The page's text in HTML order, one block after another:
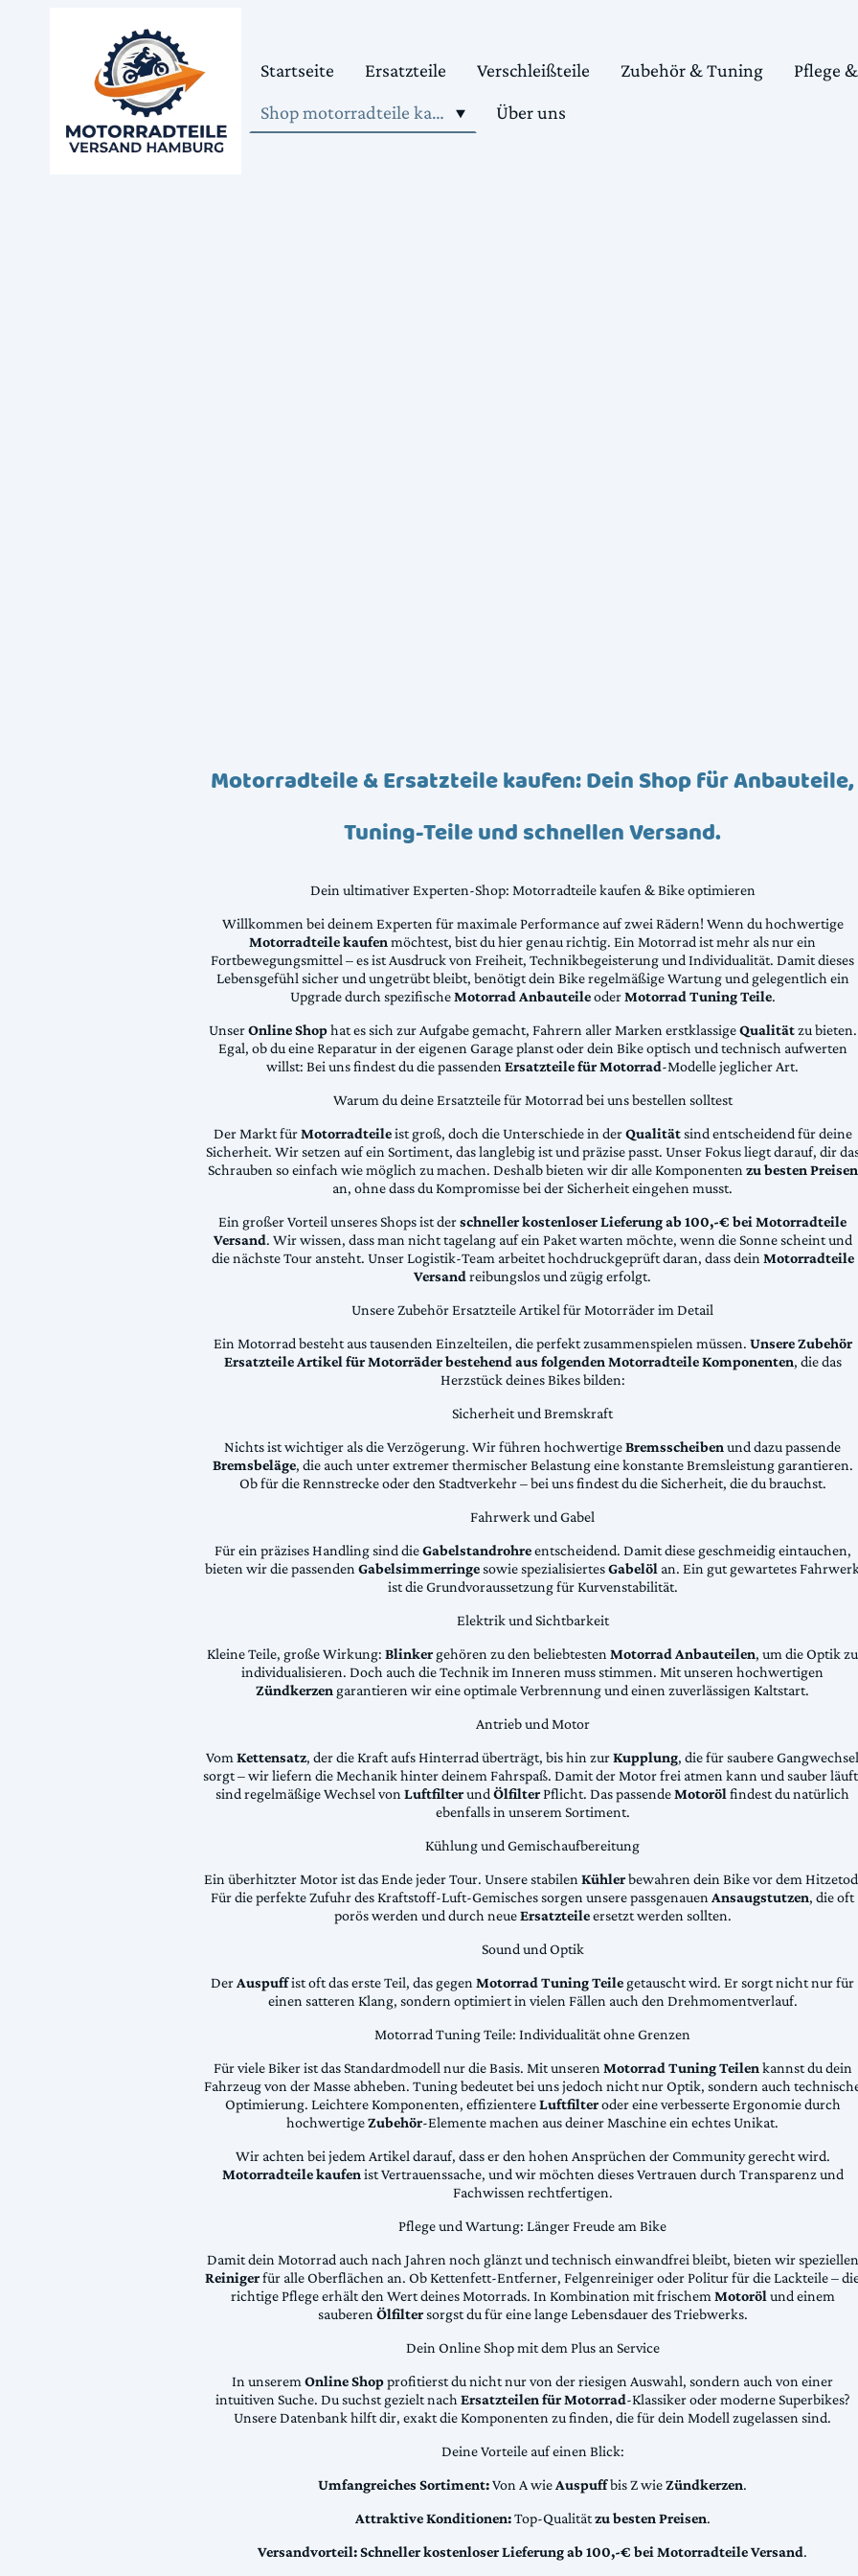
Startseite Ersatzteile Verschleißteile Zubehör & Tuning
Pflege
Shop motorradteile kaufen
Über uns
Motorradteile & Ersatzteile kaufen: Dein Shop für Anbauteile,
Tuning-Teile und schnellen Versand.
Dein ultimativer Experten-Shop: Motorradteile kaufen & Bike optimieren
Willkommen bei deinem Experten für maximale Performance auf zwei Rädern! Wenn du hochwertige
Motorradteile kaufenmöchtest, bist du hier genau richtig. Ein Motorrad ist mehr als nur ein
Fortbewegungsmittel – es ist Ausdruck von Freiheit, Technikbegeisterung und Individualität. Damit dieses
Lebensgefühl sicher und ungetrübt bleibt, benötigt dein Bike regelmäßige Wartung und gelegentlich ein
Upgrade durch spezifischeMotorrad AnbauteileoderMotorrad Tuning Teile.
UnserOnline Shophat es sich zur Aufgabe gemacht, Fahrern aller Marken erstklassigeQualitätzu bieten.
Egal, ob du eine Reparatur in der eigenen Garage planst oder dein Bike optisch und technisch aufwerten
willst: Bei uns findest du die passendenErsatzteile für Motorrad-Modelle jeglicher Art.
Warum du deine Ersatzteile für Motorrad bei uns bestellen solltest
Der Markt fürMotorradteileist groß, doch die Unterschiede in derQualitätsind entscheidend für deine
Sicherheit. Wir setzen auf ein Sortiment, das langlebig ist und präzise passt. Unser Fokus liegt darauf, dir
Schrauben so einfach wie möglich zu machen. Deshalb bieten wir dir alle Komponentenzu besten Preisen
an, ohne dass du Kompromisse bei der Sicherheit eingehen musst.
Ein großer Vorteil unseres Shops ist derschneller kostenloser Lieferung ab 100,-€ bei Motorradteile
Versand. Wir wissen, dass man nicht tagelang auf ein Paket warten möchte, wenn die Sonne scheint und
die nächste Tour ansteht. Unser Logistik-Team arbeitet hochdruckgeprüft daran, dass deinMotorradteile
Versandreibungslos und zügig erfolgt.
Unsere Zubehör Ersatzteile Artikel für Motorräder im Detail
Ein Motorrad besteht aus tausenden Einzelteilen, die perfekt zusammenspielen müssen. Unsere Zubehör
Ersatzteile Artikel für Motorräder bestehend aus folgenden Motorradteile Komponenten, die das
Herzstück deines Bikes bilden:
Sicherheit und Bremskraft
Nichts ist wichtiger als die Verzögerung. Wir führen hochwertigeBremsscheibenund dazu passende
Bremsbeläge, die auch unter extremer thermischer Belastung eine konstante Bremsleistung garantieren.
Ob für die Rennstrecke oder den Stadtverkehr – bei uns findest du die Sicherheit, die du brauchst.
Fahrwerk und Gabel
Für ein präzises Handling sind dieGabelstandrohreentscheidend. Damit diese geschmeidig eintauchen,
bieten wir die passendenGabelsimmerringesowie spezialisiertesGabelöl an. Ein gut gewartetes
ist die Grundvoraussetzung für Kurvenstabilität.
Elektrik und Sichtbarkeit
Kleine Teile, große Wirkung: Blinker gehören zu den beliebtestenMotorrad Anbauteilen, um die Optik zu
individualisieren. Doch auch die Technik im Inneren muss stimmen. Mit unseren hochwertigen
Zündkerzen garantieren wir eine optimale Verbrennung und einen zuverlässigen Kaltstart.
Antrieb und Motor
VomKettensatz, der die Kraft aufs Hinterrad überträgt, bis hin zurKupplung, die für saubere Gangwechsel
sorgt – wir liefern die Mechanik hinter deinem Fahrspaß. Damit der Motor frei atmen kann und sauber
sind regelmäßige Wechsel vonLuftfilterundÖlfilterPflicht. Das passendeMotorölfindest du natürlich
ebenfalls in unserem Sortiment.
Kühlung und Gemischaufbereitung
Ein überhitzter Motor ist das Ende jeder Tour. Unsere stabilenKühlerbewahren dein Bike vor dem
Für die perfekte Zufuhr des Kraftstoff-Luft-Gemisches sorgen unsere passgenauenAnsaugstutzen, die oft
porös werden und durch neueErsatzteileersetzt werden sollten.
Sound und Optik
DerAuspuffist oft das erste Teil, das gegenMotorrad Tuning Teile getauscht wird. Er sorgt nicht nur für
einen satteren Klang, sondern optimiert in vielen Fällen auch den Drehmomentverlauf.
Motorrad Tuning Teile: Individualität ohne Grenzen
Für viele Biker ist das Standardmodell nur die Basis. Mit unserenMotorrad Tuning Teilenkannst du dein
Fahrzeug von der Masse abheben. Tuning bedeutet bei uns jedoch nicht nur Optik, sondern auch
Optimierung. Leichtere Komponenten, effizientereLuftfilteroder eine verbesserte Ergonomie durch
hochwertigeZubehör-Elemente machen aus deiner Maschine ein echtes Unikat.
Wir achten bei jedem Artikel darauf, dass er den hohen Ansprüchen der Community gerecht wird.
Motorradteile kaufenist Vertrauenssache, und wir möchten dieses Vertrauen durch Transparenz und
Fachwissen rechtfertigen.
Pflege und Wartung: Länger Freude am Bike
Damit dein Motorrad auch nach Jahren noch glänzt und technisch einwandfrei bleibt, bieten wir speziellen
Reinigerfür alle Oberflächen an. Ob Kettenfett-Entferner, Felgenreiniger oder Politur für die Lackteile –
richtige Pflege erhält den Wert deines Motorrads. In Kombination mit frischemMotorölund einem
sauberenÖlfiltersorgst du für eine lange Lebensdauer des Triebwerks.
Dein Online Shop mit dem Plus an Service
In unseremOnline Shopprofitierst du nicht nur von der riesigen Auswahl, sondern auch von einer
intuitiven Suche. Du suchst gezielt nachErsatzteilen für Motorrad-Klassiker oder moderne Superbikes?
Unsere Datenbank hilft dir, exakt die Komponenten zu finden, die für dein Modell zugelassen sind.
Deine Vorteile auf einen Blick:
Umfangreiches Sortiment:Von A wieAuspuffbis Z wieZündkerzen.
Attraktive Konditionen:Top-Qualitätzu besten Preisen.
Versandvorteil:Schneller kostenloser Lieferung ab 100,-€ bei Motorradteile Versand.